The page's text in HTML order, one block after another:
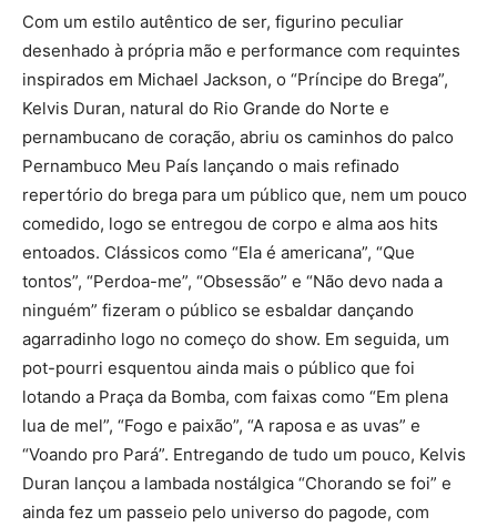
Com um estilo autêntico de ser, figurino peculiar
desenhado à própria mão e performance com requintes
inspirados em Michael Jackson, o “Príncipe do Brega”,
Kelvis Duran, natural do Rio Grande do Norte e
pernambucano de coração, abriu os caminhos do palco
Pernambuco Meu País lançando o mais refinado
repertório do brega para um público que, nem um pouco
comedido, logo se entregou de corpo e alma aos hits
entoados. Clássicos como “Ela é americana”, “Que
tontos”, “Perdoa-me”, “Obsessão” e “Não devo nada a
ninguém” fizeram o público se esbaldar dançando
agarradinho logo no começo do show. Em seguida, um
pot-pourri esquentou ainda mais o público que foi
lotando a Praça da Bomba, com faixas como “Em plena
lua de mel”, “Fogo e paixão”, “A raposa e as uvas” e
“Voando pro Pará”. Entregando de tudo um pouco, Kelvis
Duran lançou a lambada nostálgica “Chorando se foi” e
ainda fez um passeio pelo universo do pagode, com